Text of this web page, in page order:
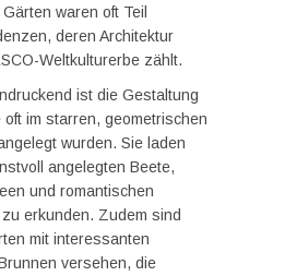
waren oft Teil
deren Architektur
Weltkulturerbe zählt.
ist die Gestaltung
oft im starren, geometrischen
wurden. Sie laden
angelegten Beete,
und romantischen
erkunden. Zudem sind
mit interessanten
versehen, die